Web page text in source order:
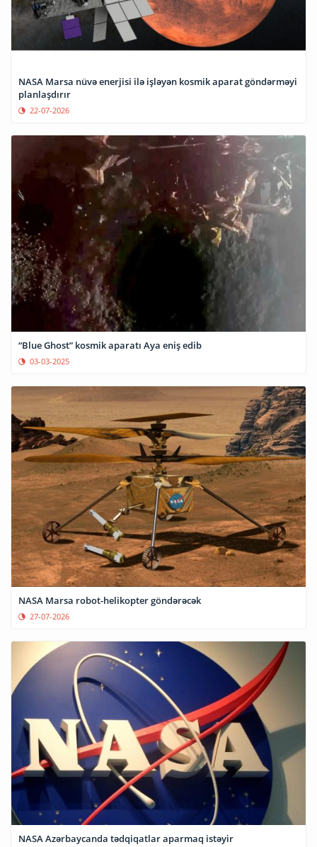
NASA Marsa nüvə enerjisi ilə işləyən kosmik aparat göndərməyi
planlaşdırır
22-07-2026
“Blue Ghost” kosmik aparatı Aya eniş edib
03-03-2025
NASA Marsa robot-helikopter göndərəcək
27-07-2026
NASA Azərbaycanda tədqiqatlar aparmaq istəyir